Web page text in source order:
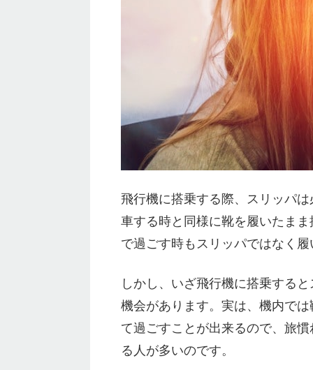
飛行機に搭乗する際、スリッパ
車する時と同様に靴を履いたま
で過ごす時もスリッパではなく
しかし、いざ飛行機に搭乗する
機会があります。実は、機内で
て過ごすことが出来るので、旅
る人が多いのです。